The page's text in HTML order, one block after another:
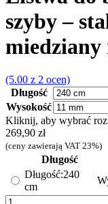
szyby –
miedziany
(5.00 z 2 ocen)
Długość
Wysokość
Kliknij, aby wybrać
269,90 zł
(ceny zawierają VAT 23%)
Długość
Długość:240
cm
ilość